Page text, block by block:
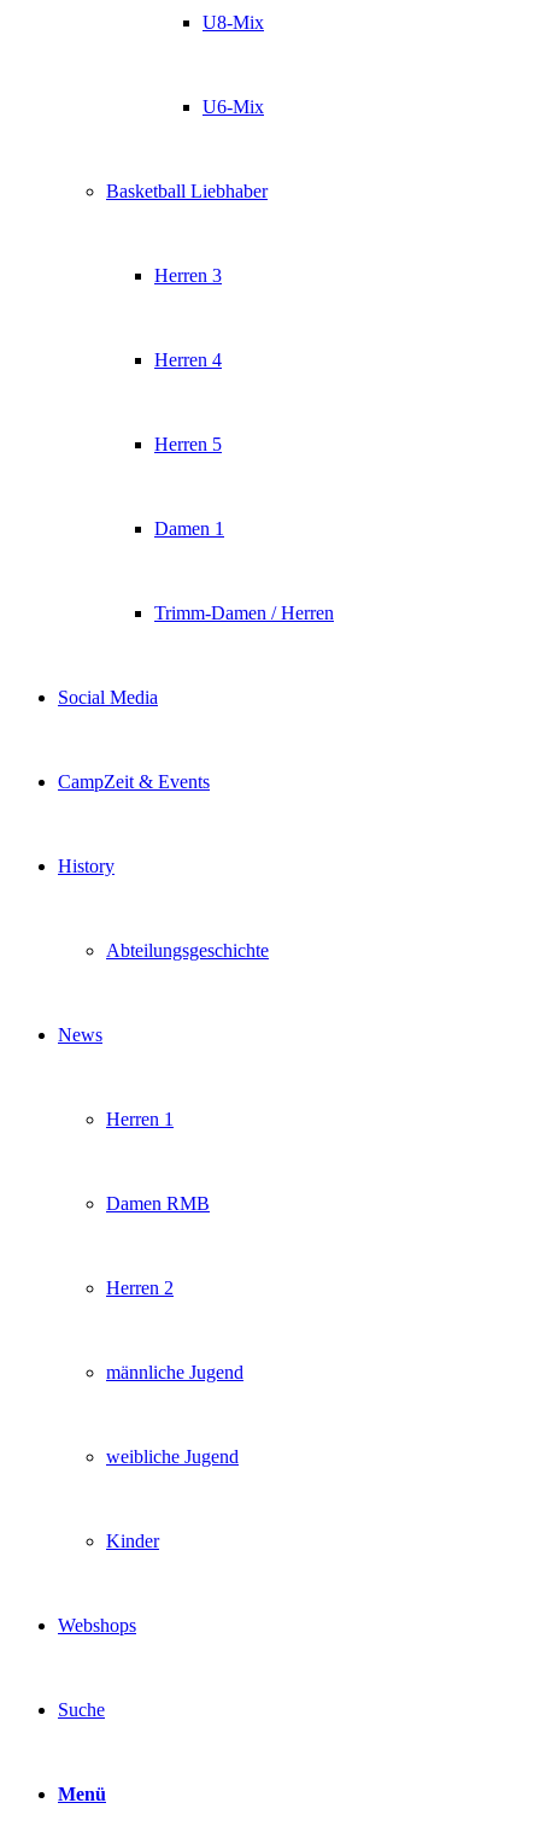
U8-Mix
U6-Mix
Basketball Liebhaber
Herren 3
Herren 4
Herren 5
Damen 1
Trimm-Damen / Herren
Social Media
CampZeit & Events
History
Abteilungsgeschichte
News
Herren 1
Damen RMB
Herren 2
männliche Jugend
weibliche Jugend
Kinder
Webshops
Suche
Menü